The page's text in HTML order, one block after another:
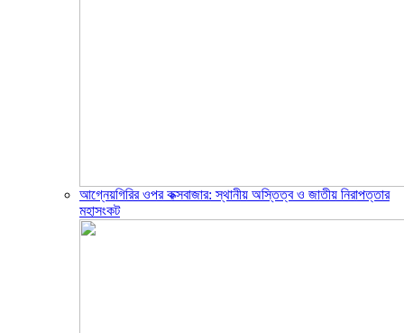
আগ্নেয়গিরির ওপর কক্সবাজার: স্থানীয় অস্তিত্ব ও জাতীয় নিরাপত্তার
মহাসংকট